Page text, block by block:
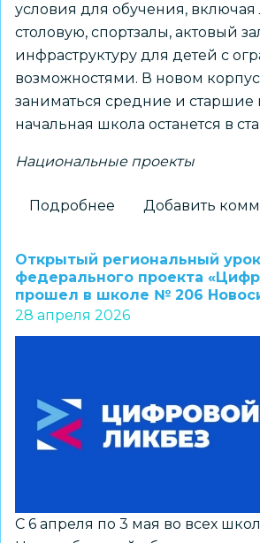
условия для обучения, включая
столовую, спортзалы, актовый
инфраструктуру для детей с
возможностями. В новом
заниматься средние и старшие
начальная школа останется в
Национальные проекты
Подробнее
лицея
№
113
Новосибирска
строится
Добавить
Открытый региональный урок
федерального проекта
прошел в школе № 206
28 апреля 2026
С 6 апреля по 3 мая во всех